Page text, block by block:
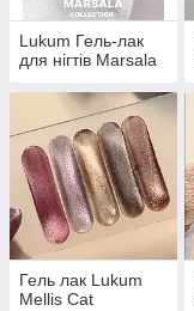
Lukum Гель-лак
для нігтів Marsala
Гель лак Lukum
Mellis Cat